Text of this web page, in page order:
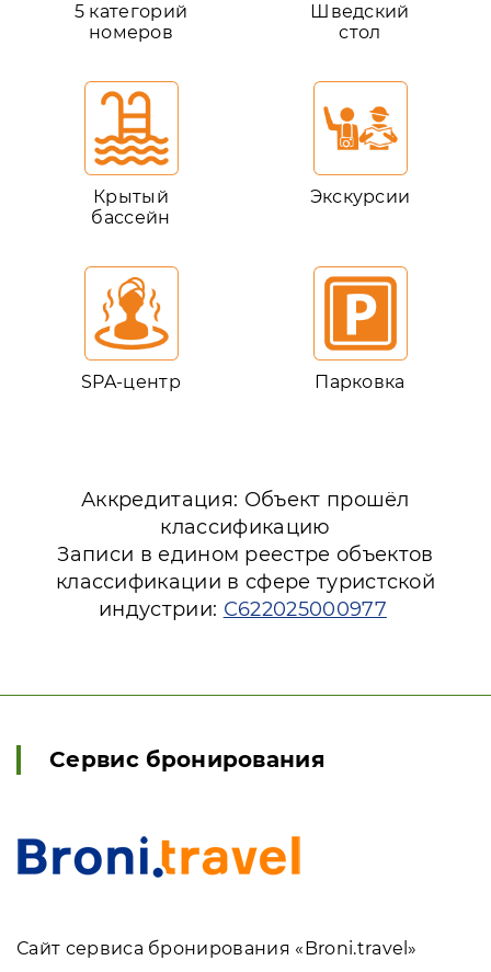
5 категорий
номеров
Шведский
стол
Крытый
бассейн
Экскурсии
SPA-центр Парковка
Аккредитация: Объект прошёл
классификацию
Записи в едином реестре объектов
классификации в сфере туристской
индустрии: С622025000977
Сервис бронирования
Сайт сервиса бронирования «Broni.travel»